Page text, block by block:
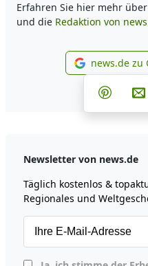
Erfahren Sie hier mehr
und die Redaktion von
news.de zu
Teilen
Newsletter von news.de
Täglich kostenlos &
Regionales und